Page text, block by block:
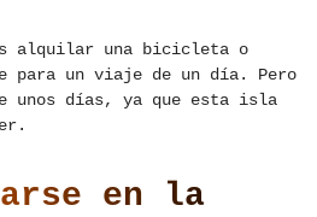
alquilar una bicicleta o
un viaje de un día. Pero
unos días, ya que esta isla
en la